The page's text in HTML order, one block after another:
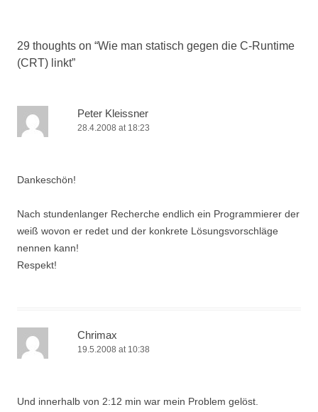
29 thoughts on “Wie man statisch gegen die C-Runtime
(CRT) linkt”
Peter Kleissner
28.4.2008 at 18:23
Dankeschön!
Nach stundenlanger Recherche endlich ein Programmierer der
weiß wovon er redet und der konkrete Lösungsvorschläge
nennen kann!
Respekt!
Chrimax
19.5.2008 at 10:38
Und innerhalb von 2:12 min war mein Problem gelöst.